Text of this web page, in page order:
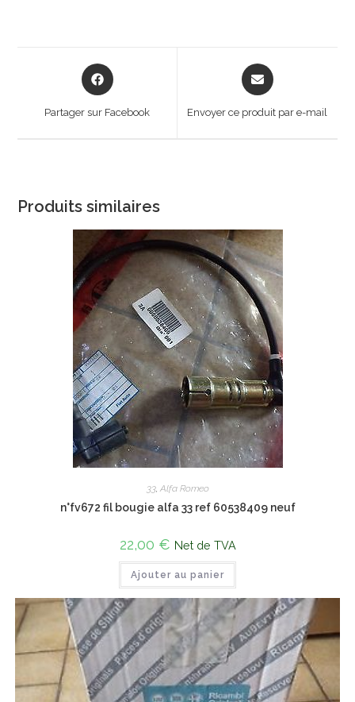
Opens
in
Partager sur Facebook
Opens
in
new
Envoyer ce produit par e-mail
Produits similaires
33, Alfa Romeo
n°fv672 fil bougie alfa 33 ref 60538409 neuf
22,00 € Net de TVA
Ajouter au panier